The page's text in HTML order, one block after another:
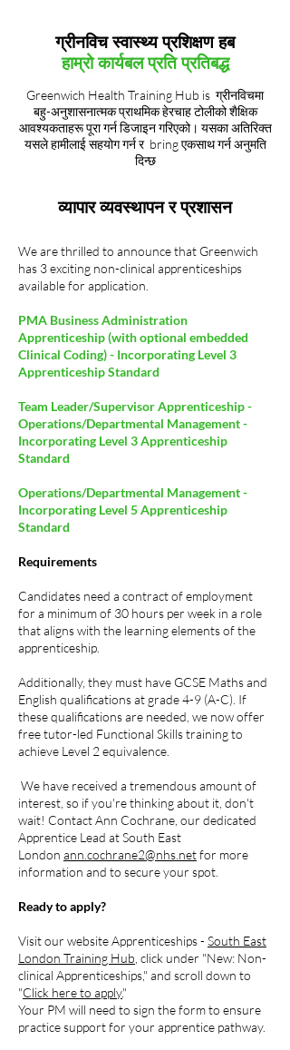
ग्रीनविच स्वास्थ्य प्रशिक्षण हब
हाम्रो कार्यबल प्रति प्रतिबद्ध
Greenwich Health Training Hub is ग्रीनविचमा
बहु-अनुशासनात्मक प्राथमिक हेरचाह टोलीको शैक्षिक
आवश्यकताहरू पूरा गर्न डिजाइन गरिएको। यसका अतिरिक्त
यसले हामीलाई सहयोग गर्न र bring एकसाथ गर्न अनुमति
दिन्छ
व्यापार व्यवस्थापन र प्रशासन
We are thrilled to announce that Greenwich
has 3 exciting non-clinical apprenticeships
available for application.
PMA Business Administration
Apprenticeship (with optional embedded
Clinical Coding) - Incorporating Level 3
Apprenticeship Standard
Team Leader/Supervisor Apprenticeship -
Operations/Departmental Management -
Incorporating Level 3 Apprenticeship
Standard
Operations/Departmental Management -
Incorporating Level 5 Apprenticeship
Standard
Requirements
Candidates need a contract of employment
for a minimum of 30 hours per week in a role
that aligns with the learning elements of the
apprenticeship.
Additionally, they must have GCSE Maths and
English qualifications at grade 4-9 (A-C). If
these qualifications are needed, we now offer
free tutor-led Functional Skills training to
achieve Level 2 equivalence.
We have received a tremendous amount of
interest, so if you're thinking about it, don't
wait! Contact Ann Cochrane, our dedicated
Apprentice Lead at South East
London ann.cochrane2@nhs.netfor more
information and to secure your spot.
Ready to apply?
Visit our website Apprenticeships - South East
London Training Hub , click under "New: Non-
clinical Apprenticeships," and scroll down to
"Click here to apply."
Your PM will need to sign the form to ensure
practice support for your apprentice pathway.